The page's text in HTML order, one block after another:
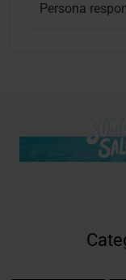
Persona